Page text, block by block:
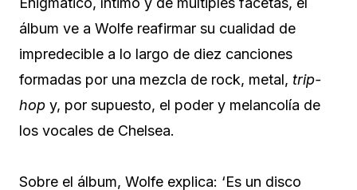
álbum ve a Wolfe reafirmar su cualidad de
impredecible a lo largo de diez canciones
formadas por una mezcla de rock, metal, trip-
hop y, por supuesto, el poder y melancolía de
los vocales de Chelsea.
Sobre el álbum, Wolfe explica: ‘Es un disco